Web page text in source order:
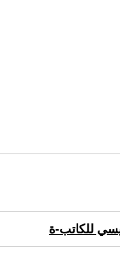
للكاتب-ة